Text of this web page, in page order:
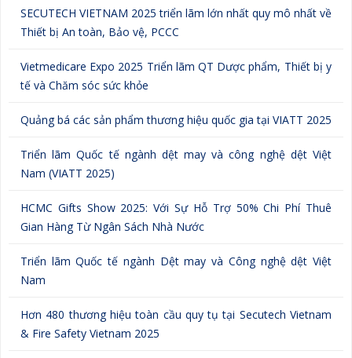
SECUTECH VIETNAM 2025 triển lãm lớn nhất quy mô nhất về
Thiết bị An toàn, Bảo vệ, PCCC
Vietmedicare Expo 2025 Triển lãm QT Dược phẩm, Thiết bị y
tế và Chăm sóc sức khỏe
Quảng bá các sản phẩm thương hiệu quốc gia tại VIATT 2025
Triển lãm Quốc tế ngành dệt may và công nghệ dệt Việt
Nam (VIATT 2025)
HCMC Gifts Show 2025: Với Sự Hỗ Trợ 50% Chi Phí Thuê
Gian Hàng Từ Ngân Sách Nhà Nước
Triển lãm Quốc tế ngành Dệt may và Công nghệ dệt Việt
Nam
Hơn 480 thương hiệu toàn cầu quy tụ tại Secutech Vietnam
& Fire Safety Vietnam 2025